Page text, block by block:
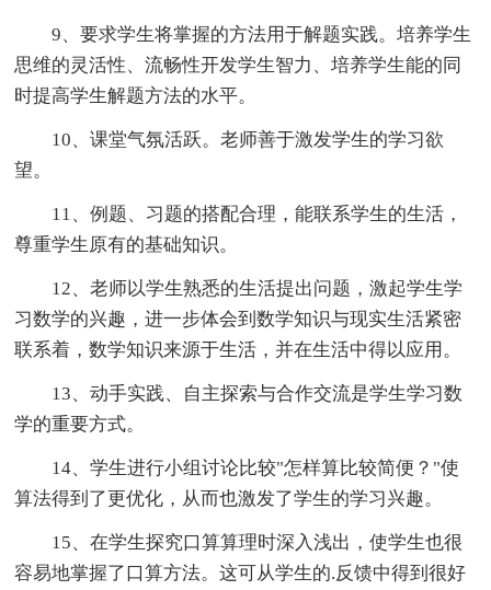
9、要求学生将掌握的方法用于解题实践。培养学生
思维的灵活性、流畅性开发学生智力、培养学生能的同
时提高学生解题方法的水平。
10、课堂气氛活跃。老师善于激发学生的学习欲
望。
11、例题、习题的搭配合理，能联系学生的生活，
尊重学生原有的基础知识。
12、老师以学生熟悉的生活提出问题，激起学生学
习数学的兴趣，进一步体会到数学知识与现实生活紧密
联系着，数学知识来源于生活，并在生活中得以应用。
13、动手实践、自主探索与合作交流是学生学习数
学的重要方式。
14、学生进行小组讨论比较"怎样算比较简便？"使
算法得到了更优化，从而也激发了学生的学习兴趣。
15、在学生探究口算算理时深入浅出，使学生也很
容易地掌握了口算方法。这可从学生的.反馈中得到很好